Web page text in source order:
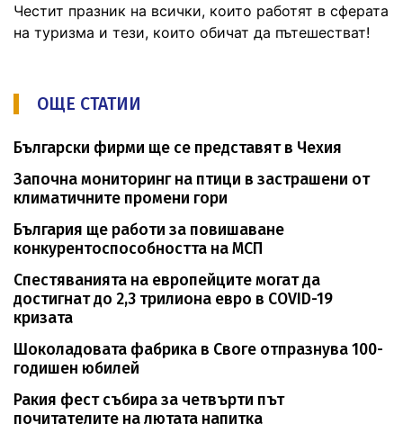
Честит празник на всички, които работят в сферата
на туризма и тези, които обичат да пътешестват!
ОЩЕ СТАТИИ
Български фирми ще се представят в Чехия
Започна мониторинг на птици в застрашени от
климатичните промени гори
България ще работи за повишаване
конкурентоспособността на МСП
Спестяванията на европейците могат да
достигнат до 2,3 трилиона евро в COVID-19
кризата
Шоколадовата фабрика в Своге отпразнува 100-
годишен юбилей
Ракия фест събира за четвърти път
почитателите на лютата напитка